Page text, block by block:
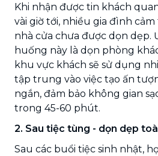
Khi nhận được tin khách
vài giờ tới, nhiều gia đình
nhà cửa chưa được dọn
huống này là dọn phòng
khu vực khách sẽ sử dụng
tập trung vào việc tạo ấn
ngắn, đảm bảo không gian
trong 45-60 phút.
2. Sau tiệc tùng - dọn dẹp
Sau các buổi tiệc sinh nhật,